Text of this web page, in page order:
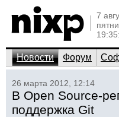
7
Новости Форум
26 марта 2012, 12:14
В Open Source-
поддержка Git